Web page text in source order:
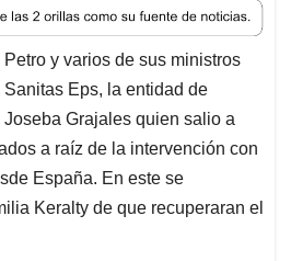
r
e
a
d
s
y varios de sus ministros
Sanitas Eps, la entidad de
Grajales quien salio a
a raíz de la intervención con
España. En este se
Keralty de que recuperaran el